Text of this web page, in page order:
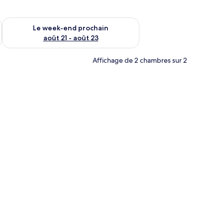
août 14 - août 16
Le week-end prochain
août 21 - août 23
Vérifier la disponibilité pour le week-end prochain août 21 -
Affichage de 2 chambres sur 2